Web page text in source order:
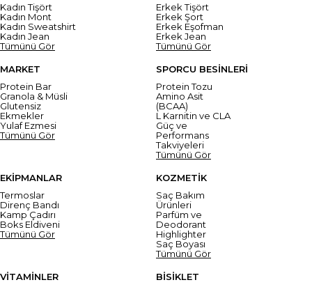
Kadın Tişört
Kadın Mont
Kadın Sweatshirt
Kadın Jean
Tümünü Gör
Erkek Tişört
Erkek Şort
Erkek Eşofman
Erkek Jean
Tümünü Gör
MARKET
Protein Bar
Granola & Müsli
Glutensiz
Ekmekler
Yulaf Ezmesi
Tümünü Gör
SPORCU BESİNLERİ
Protein Tozu
Amino Asit
(BCAA)
L Karnitin ve CLA
Güç ve
Performans
Takviyeleri
Tümünü Gör
EKİPMANLAR
Termoslar
Direnç Bandı
Kamp Çadırı
Boks Eldiveni
Tümünü Gör
KOZMETİK
Saç Bakım
Ürünleri
Parfüm ve
Deodorant
Highlighter
Saç Boyası
Tümünü Gör
VİTAMİNLER
BİSİKLET